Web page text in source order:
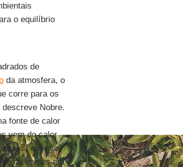
o equilíbrio
de
da atmosfera, o
corre para os
Nobre.
fonte de calor
vem do calor
da energia
os ventos em